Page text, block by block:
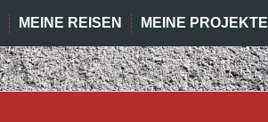
MEINE REISEN MEINE PROJEKTE